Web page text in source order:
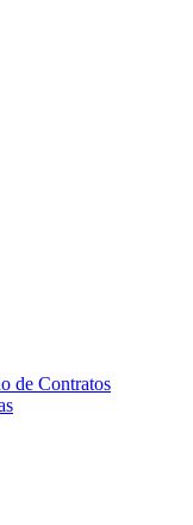
de Contratos